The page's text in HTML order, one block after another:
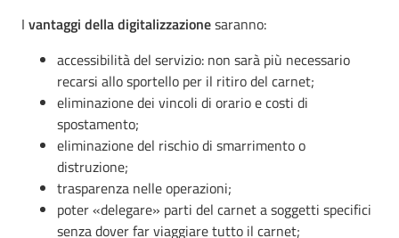
I vantaggi della digitalizzazionesaranno:
accessibilità del servizio: non sarà più necessario
recarsi allo sportello per il ritiro del carnet;
eliminazione dei vincoli di orario e costi di
spostamento;
eliminazione del rischio di smarrimento o
distruzione;
trasparenza nelle operazioni;
poter «delegare» parti del carnet a soggetti specifici
senza dover far viaggiare tutto il carnet;